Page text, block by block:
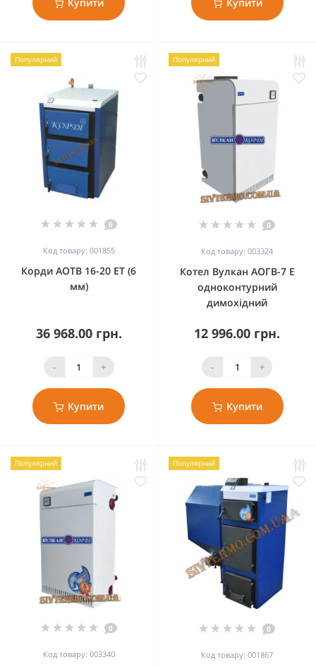
Популярний
0
Код товару: 001855
Корди АОТВ 16-20 ЕТ (6
мм)
36 968.00 грн.
- +
Купити
Популярний
0
Код товару: 003324
Котел Вулкан АОГВ-7 Е
одноконтурний
димохідний
12 996.00 грн.
- +
Купити
Популярний
0
Код товару: 003340
Популярний
0
Код товару: 001867